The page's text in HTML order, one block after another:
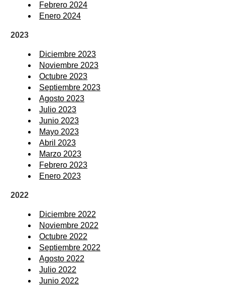
Febrero 2024
Enero 2024
2023
Diciembre 2023
Noviembre 2023
Octubre 2023
Septiembre 2023
Agosto 2023
Julio 2023
Junio 2023
Mayo 2023
Abril 2023
Marzo 2023
Febrero 2023
Enero 2023
2022
Diciembre 2022
Noviembre 2022
Octubre 2022
Septiembre 2022
Agosto 2022
Julio 2022
Junio 2022